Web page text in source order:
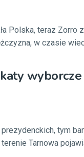
Polska, teraz
w czasie
tym
Tarnowa